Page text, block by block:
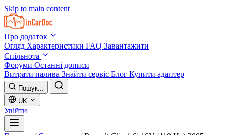
Skip to main content
Про додаток
Огляд Характеристики FAQ Завантажити
Спільнота
Форуми Останні дописи
Витрати палива Знайти сервіс Блог Купити адаптер
Пошук...
UK
Увійти